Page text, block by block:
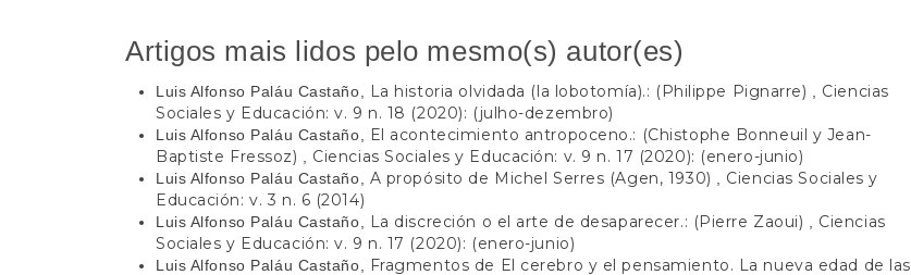
Artigos mais lidos pelo mesmo(s) autor(es)
Luis Alfonso Paláu Castaño, La historia olvidada (la lobotomía).: (Philippe Pignarre)
Ciencias
Sociales y Educación: v. 9 n. 18 (2020): (julho-dezembro)
Luis Alfonso Paláu Castaño,
El acontecimiento antropoceno.: (Chistophe Bonneuil y Jean-
Baptiste Fressoz)
Ciencias Sociales y Educación: v. 9 n. 17 (2020): (enero-junio)
Luis Alfonso Paláu Castaño, A propósito de Michel Serres (Agen, 1930)
Ciencias Sociales y
Educación: v. 3 n. 6 (2014)
Luis Alfonso Paláu Castaño, La discreción o el arte de desaparecer.: (Pierre Zaoui)
Ciencias
Sociales y Educación: v. 9 n. 17 (2020): (enero-junio)
Luis Alfonso Paláu Castaño, Fragmentos de El cerebro y el pensamiento. La nueva edad de las